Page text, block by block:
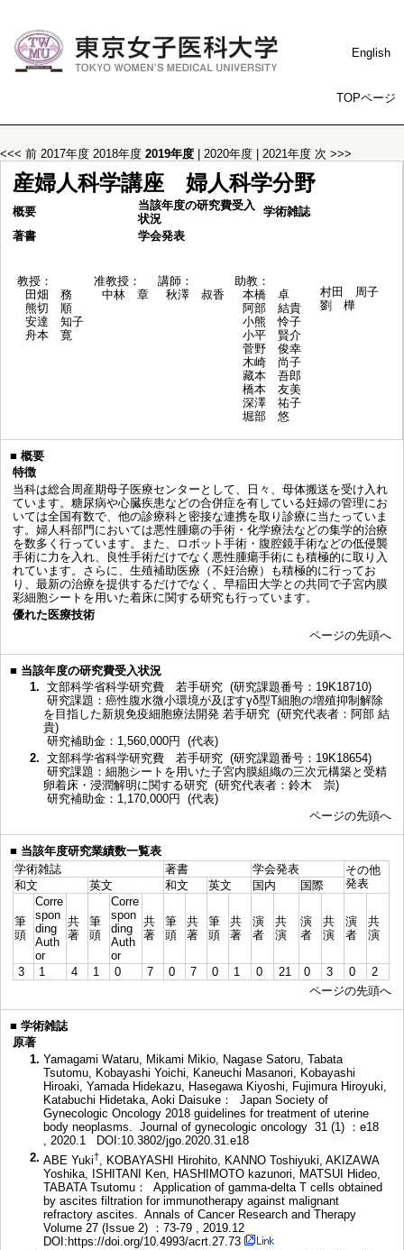
English
TOPページ
<<< 前 2017年度 2018年度 2019年度 2020年度 2021年度 次 >>>
産婦人科学講座 婦人科学分野
概要
当該年度の研究費受入
状況
学術雑誌
著書
学会発表
教授：
田畑 務
熊切 順
安達 知子
舟本 寛
准教授：
中林 章
講師：
秋澤 叔香
助教：
本橋 卓
阿部 結貴
小熊 怜子
小平 賢介
菅野 俊幸
木崎 尚子
藏本 吾郎
橋本 友美
深澤 祐子
堀部 悠
村田 周子
劉 樺
■ 概要
特徴
当科は総合周産期母子医療センターとして、日々、母体搬送を受け入れ
ています。糖尿病や心臓疾患などの合併症を有している妊婦の管理にお
いては全国有数で、他の診療科と密接な連携を取り診療に当たっていま
す。婦人科部門においては悪性腫瘍の手術・化学療法などの集学的治療
を数多く行っています。また、ロボット手術・腹腔鏡手術などの低侵襲
手術に力を入れ、良性手術だけでなく悪性腫瘍手術にも積極的に取り入
れています。さらに、生殖補助医療（不妊治療）も積極的に行ってお
り、最新の治療を提供するだけでなく、早稲田大学との共同で子宮内膜
彩細胞シートを用いた着床に関する研究も行っています。
優れた医療技術
ページの先頭へ
■ 当該年度の研究費受入状況
1. 文部科学省科学研究費 若手研究 (研究課題番号：19K18710)
研究課題：癌性腹水微小環境が及ぼすγδ型T細胞の増殖抑制解除
を目指した新規免疫細胞療法開発 若手研究 (研究代表者：阿部 結
貴)
研究補助金：1,560,000円 (代表)
2. 文部科学省科学研究費 若手研究 (研究課題番号：19K18654)
研究課題：細胞シートを用いた子宮内膜組織の三次元構築と受精
卵着床・浸潤解明に関する研究 (研究代表者：鈴木 崇)
研究補助金：1,170,000円 (代表)
ページの先頭へ
■ 当該年度研究業績数一覧表
学術雑誌
著書 学会発表
その他
発表
和文 英文 和文 英文 国内 国際
筆
頭
Corre
spon
ding
Auth
or
共
著
筆
頭
Corre
spon
ding
Auth
or
共
著
筆
頭
共
著
筆
頭
共
著
演
者
共
演
演
者
共
演
演
者
共
演
3 1 4 1 0 7 0 7 0 1 0 21 0 3 0
2
ページの先頭へ
■ 学術雑誌
原著
1. Yamagami Wataru, Mikami Mikio, Nagase Satoru, Tabata
Tsutomu, Kobayashi Yoichi, Kaneuchi Masanori, Kobayashi
Hiroaki, Yamada Hidekazu, Hasegawa Kiyoshi, Fujimura Hiroyuki,
Katabuchi Hidetaka, Aoki Daisuke： Japan Society of
Gynecologic Oncology 2018 guidelines for treatment of uterine
body neoplasms. Journal of gynecologic oncology 31 (1) ：e18
, 2020.1
DOI:10.3802/jgo.2020.31.e18
2. ABE Yuki†, KOBAYASHI Hirohito, KANNO Toshiyuki, AKIZAWA
Yoshika, ISHITANI Ken, HASHIMOTO kazunori, MATSUI Hideo,
TABATA Tsutomu： Application of gamma-delta T cells obtained
by ascites filtration for immunotherapy against malignant
refractory ascites. Annals of Cancer Research and Therapy
Volume 27 (Issue 2) ：73-79 , 2019.12
DOI:https://doi.org/10.4993/acrt.27.73